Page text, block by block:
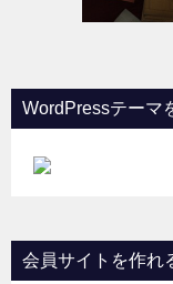
WordPressテーマ
会員サイトを作れ